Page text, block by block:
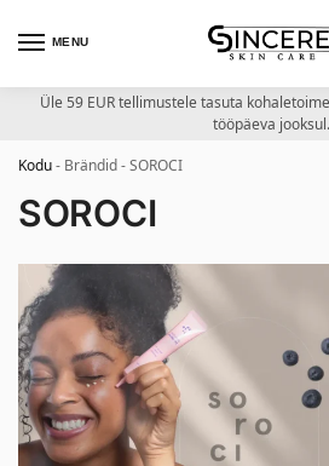
MENU
Üle 59 EUR tellimustele tasuta
tööpäeva jooksul.
Kodu- Brändid-SOROCI
SOROCI